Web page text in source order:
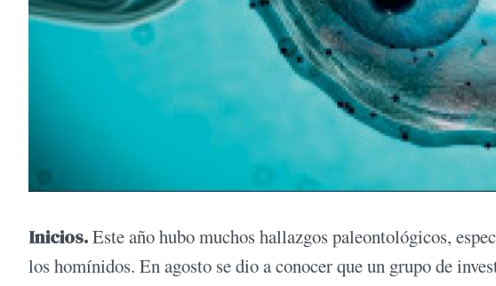
Inicios.Este año hubo muchos hallazgos paleontológicos,
los homínidos. En agosto se dio a conocer que un grupo de